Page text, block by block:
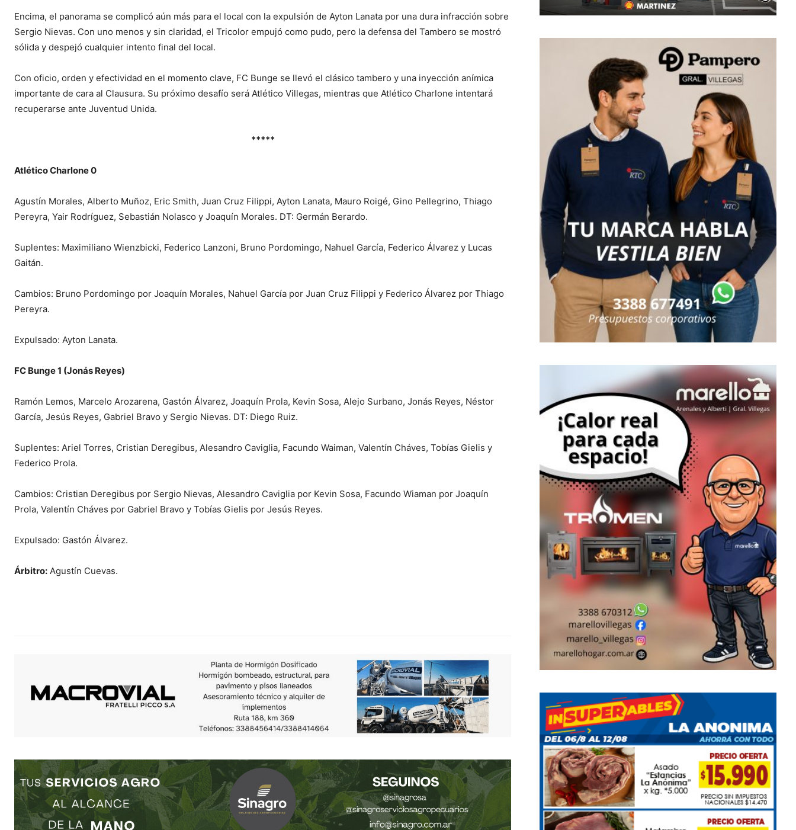
Encima, el panorama se complicó aún más para el local con la expulsión de Ayton Lanata por una dura infracción sobre
Sergio Nievas. Con uno menos y sin claridad, el Tricolor empujó como pudo, pero la defensa del Tambero se mostró
sólida y despejó cualquier intento final del local.
Con oficio, orden y efectividad en el momento clave, FC Bunge se llevó el clásico tambero y una inyección anímica
importante de cara al Clausura. Su próximo desafío será Atlético Villegas, mientras que Atlético Charlone intentará
recuperarse ante Juventud Unida.
*****
Atlético Charlone 0
Agustín Morales, Alberto Muñoz, Eric Smith, Juan Cruz Filippi, Ayton Lanata, Mauro Roigé, Gino Pellegrino, Thiago
Pereyra, Yair Rodríguez, Sebastián Nolasco y Joaquín Morales. DT: Germán Berardo.
Suplentes: Maximiliano Wienzbicki, Federico Lanzoni, Bruno Pordomingo, Nahuel García, Federico Álvarez y Lucas
Gaitán.
Cambios: Bruno Pordomingo por Joaquín Morales, Nahuel García por Juan Cruz Filippi y Federico Álvarez por Thiago
Pereyra.
Expulsado: Ayton Lanata.
FC Bunge 1 (Jonás Reyes)
Ramón Lemos, Marcelo Arozarena, Gastón Álvarez, Joaquín Prola, Kevin Sosa, Alejo Surbano, Jonás Reyes, Néstor
García, Jesús Reyes, Gabriel Bravo y Sergio Nievas. DT: Diego Ruiz.
Suplentes: Ariel Torres, Cristian Deregibus, Alesandro Caviglia, Facundo Waiman, Valentín Cháves, Tobías Gielis y
Federico Prola.
Cambios: Cristian Deregibus por Sergio Nievas, Alesandro Caviglia por Kevin Sosa, Facundo Wiaman por Joaquín
Prola, Valentín Cháves por Gabriel Bravo y Tobías Gielis por Jesús Reyes.
Expulsado: Gastón Álvarez.
Árbitro: Agustín Cuevas.